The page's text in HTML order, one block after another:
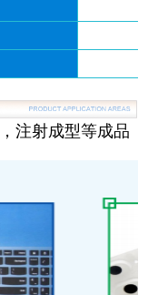
，注射成型等成品